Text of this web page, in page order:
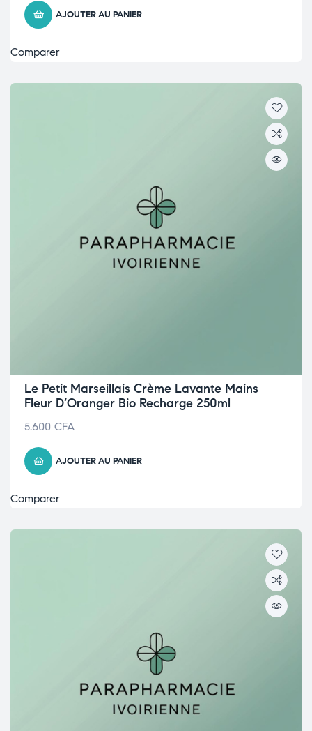
AJOUTER AU PANIER
Comparer
Le Petit Marseillais Crème Lavante Mains
Fleur D’Oranger Bio Recharge 250ml
5.600 CFA
AJOUTER AU PANIER
Comparer